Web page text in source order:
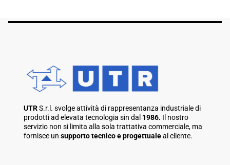
UTRS.r.l. svolge attività di rappresentanza industriale di
prodotti ad elevata tecnologia sin dal 1986. Il nostro
servizio non si limita alla sola trattativa commerciale, ma
fornisce un supporto tecnico e progettualeal cliente.